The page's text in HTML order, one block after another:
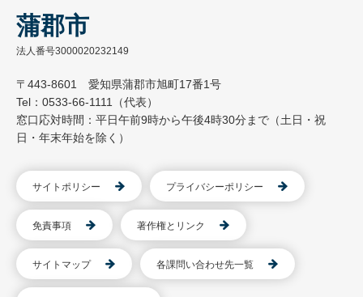
蒲郡市
法人番号3000020232149
〒443-8601 愛知県蒲郡市旭町17番1号
Tel：0533-66-1111（代表）
窓口応対時間：平日午前9時から午後4時30分まで（土日・祝
日・年末年始を除く）
サイトポリシー プライバシーポリシー
免責事項 著作権とリンク
サイトマップ 各課問い合わせ先一覧